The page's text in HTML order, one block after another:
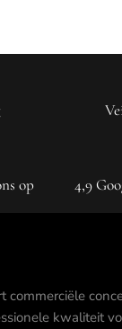
op 4,9
commerciële
kwaliteit